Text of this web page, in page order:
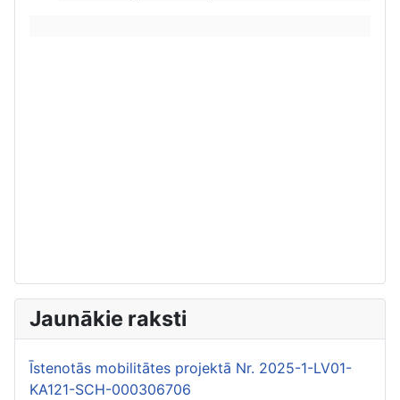
Jaunākie raksti
Īstenotās mobilitātes projektā Nr. 2025-1-LV01-
KA121-SCH-000306706